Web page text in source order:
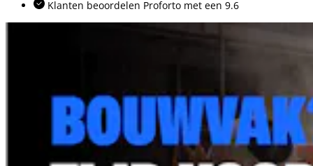
Klanten beoordelen Proforto met een 9.6